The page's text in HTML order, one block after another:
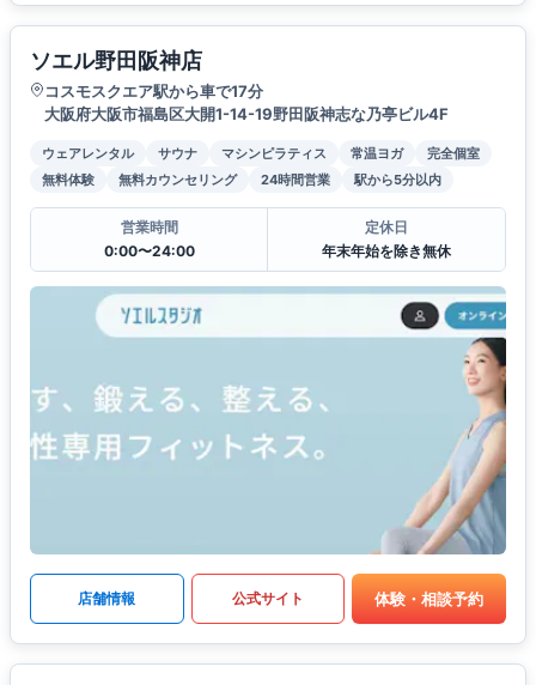
ソエル野田阪神店
コスモスクエア駅から車で17分
大阪府大阪市福島区大開1-14-19野田阪神志な乃亭ビル4F
ウェアレンタル サウナ マシンピラティス 常温ヨガ
完全個室
無料体験
無料カウンセリング 24時間営業 駅から5分以内
営業時間
0:00〜24:00
定休日
年末年始を除き無休
店舗情報 公式サイト 体験・相談予約